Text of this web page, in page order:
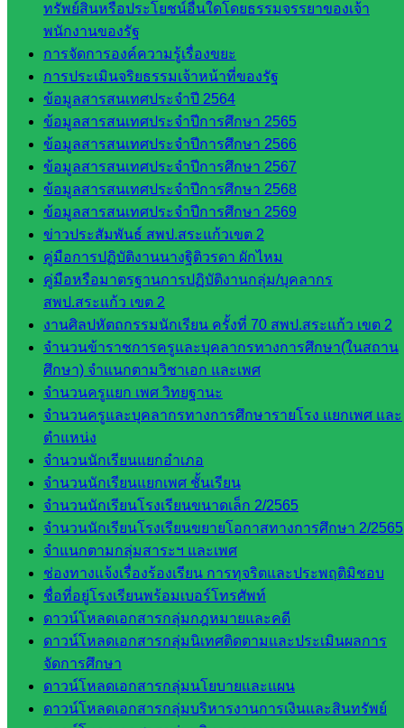
ทรัพย์สินหรือประโยชน์อื่นใดโดยธรรมจรรยาของเจ้า
พนักงานของรัฐ
การจัดการองค์ความรู้เรื่องขยะ
การประเมินจริยธรรมเจ้าหน้าที่ของรัฐ
ข้อมูลสารสนเทศประจำปี 2564
ข้อมูลสารสนเทศประจำปีการศึกษา 2565
ข้อมูลสารสนเทศประจำปีการศึกษา 2566
ข้อมูลสารสนเทศประจำปีการศึกษา 2567
ข้อมูลสารสนเทศประจำปีการศึกษา 2568
ข้อมูลสารสนเทศประจำปีการศึกษา 2569
ข่าวประสัมพันธ์ สพป.สระแก้วเขต 2
คู่มือการปฏิบัติงานนางฐิติวรดา ผักไหม
คู่มือหรือมาตรฐานการปฏิบัติงานกลุ่ม/บุคลากร
สพป.สระแก้ว เขต 2
งานศิลปหัตถกรรมนักเรียน ครั้งที่ 70 สพป.สระแก้ว เขต 2
จำนวนข้าราชการครูและบุคลากรทางการศึกษา(ในสถาน
ศึกษา) จำแนกตามวิชาเอก และเพศ
จำนวนครูแยก เพศ วิทยฐานะ
จำนวนครูและบุคลากรทางการศึกษารายโรง แยกเพศ และ
ตำแหน่ง
จำนวนนักเรียนแยกอำเภอ
จำนวนนักเรียนแยกเพศ ชั้นเรียน
จำนวนนักเรียนโรงเรียนขนาดเล็ก 2/2565
จำนวนนักเรียนโรงเรียนขยายโอกาสทางการศึกษา 2/2565
จำแนกตามกลุ่มสาระฯ และเพศ
ช่องทางแจ้งเรื่องร้องเรียน การทุจริตและประพฤติมิชอบ
ชื่อที่อยู่โรงเรียนพร้อมเบอร์โทรศัพท์
ดาวน์โหลดเอกสารกลุ่มกฎหมายและคดี
ดาวน์โหลดเอกสารกลุ่มนิเทศติดตามและประเมินผลการ
จัดการศึกษา
ดาวน์โหลดเอกสารกลุ่มนโยบายและแผน
ดาวน์โหลดเอกสารกลุ่มบริหารงานการเงินและสินทรัพย์
กลุ่มงาน
ใน
สำนักงาน
มอำนวย
การ
บริหาร
งานงาน
เงินและ
สินทรัพย์
กลุ่มน
โยบาย
และแผน
เสริมการ
จัดการ
ศึกษา
บริหาร
งาน
บุคคล
พัฒนาครู
และบุ
คลากรฯ
กลุ่มนิ
ติดตาม
และประ